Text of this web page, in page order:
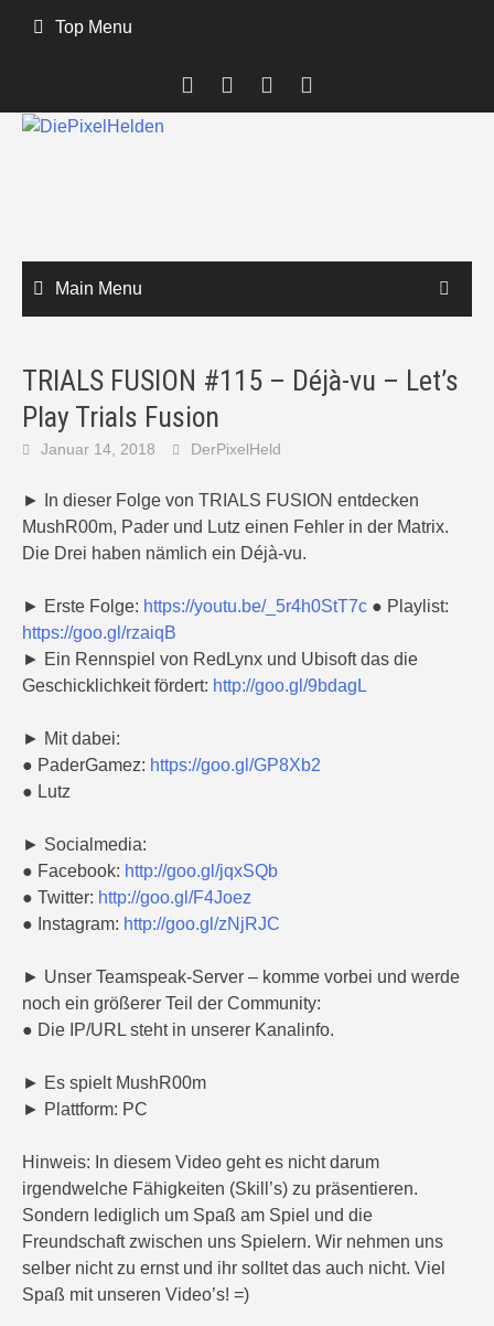
Top Menu
Main Menu
TRIALS FUSION #115 – Déjà-vu – Let’s
Play Trials Fusion
Januar 14, 2018 DerPixelHeld
► In dieser Folge von TRIALS FUSION entdecken
MushR00m, Pader und Lutz einen Fehler in der Matrix.
Die Drei haben nämlich ein Déjà-vu.
► Erste Folge: https://youtu.be/_5r4h0StT7c ● Playlist:
https://goo.gl/rzaiqB
► Ein Rennspiel von RedLynx und Ubisoft das die
Geschicklichkeit fördert: http://goo.gl/9bdagL
► Mit dabei:
● PaderGamez: https://goo.gl/GP8Xb2
● Lutz
► Socialmedia:
● Facebook: http://goo.gl/jqxSQb
● Twitter: http://goo.gl/F4Joez
● Instagram: http://goo.gl/zNjRJC
► Unser Teamspeak-Server – komme vorbei und werde
noch ein größerer Teil der Community:
● Die IP/URL steht in unserer Kanalinfo.
► Es spielt MushR00m
► Plattform: PC
Hinweis: In diesem Video geht es nicht darum
irgendwelche Fähigkeiten (Skill’s) zu präsentieren.
Sondern lediglich um Spaß am Spiel und die
Freundschaft zwischen uns Spielern. Wir nehmen uns
selber nicht zu ernst und ihr solltet das auch nicht. Viel
Spaß mit unseren Video’s! =)